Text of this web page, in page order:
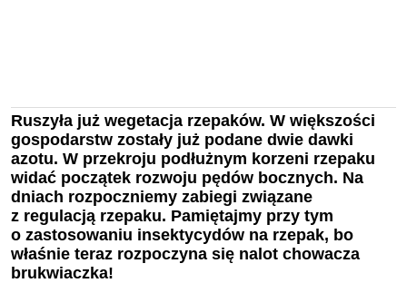
Ruszyła już wegetacja rzepaków. W większości
gospodarstw zostały już podane dwie dawki
azotu. W przekroju podłużnym korzeni rzepaku
widać początek rozwoju pędów bocznych. Na
dniach rozpoczniemy zabiegi związane
z regulacją rzepaku. Pamiętajmy przy tym
o zastosowaniu insektycydów na rzepak, bo
właśnie teraz rozpoczyna się nalot chowacza
brukwiaczka!